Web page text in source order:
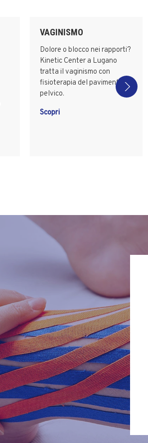
VAGINISMO
Dolore o blocco nei rapporti?
Kinetic Center a Lugano
tratta il vaginismo con
fisioterapia del pavimento
pelvico.
Scopri